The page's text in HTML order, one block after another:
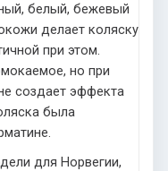
белый, бежевый
делает коляску
при этом.
но при
создает эффекта
была
для Норвегии,